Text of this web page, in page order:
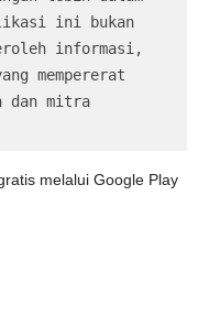
ini bukan
informasi,
mempererat
dan mitra
melalui Google Play